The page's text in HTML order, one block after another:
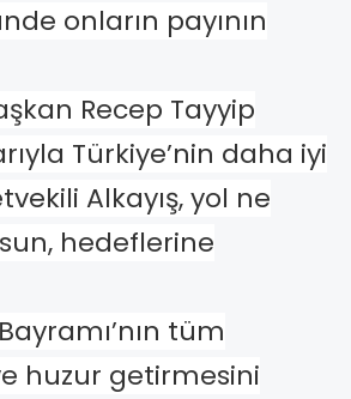
onların payının
Recep Tayyip
Türkiye’nin daha iyi
Alkayış, yol ne
hedeflerine
tüm
huzur getirmesini